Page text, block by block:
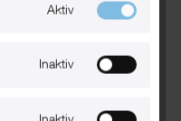
Aktiv
Inaktiv